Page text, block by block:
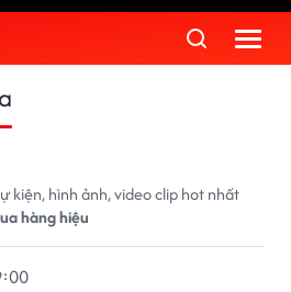
kiện, hình ảnh, video clip hot nhất
hàng hiệu